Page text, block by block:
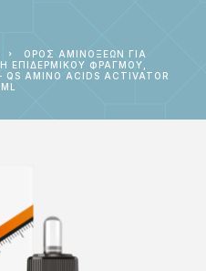
ΟΡΌΣ ΑΜΙΝΟΞΈΩΝ ΓΙΑ
ΕΠΙΔΕΡΜΙΚΟΎ ΦΡΑΓΜΟΎ,
AMINO ACIDS ACTIVATOR